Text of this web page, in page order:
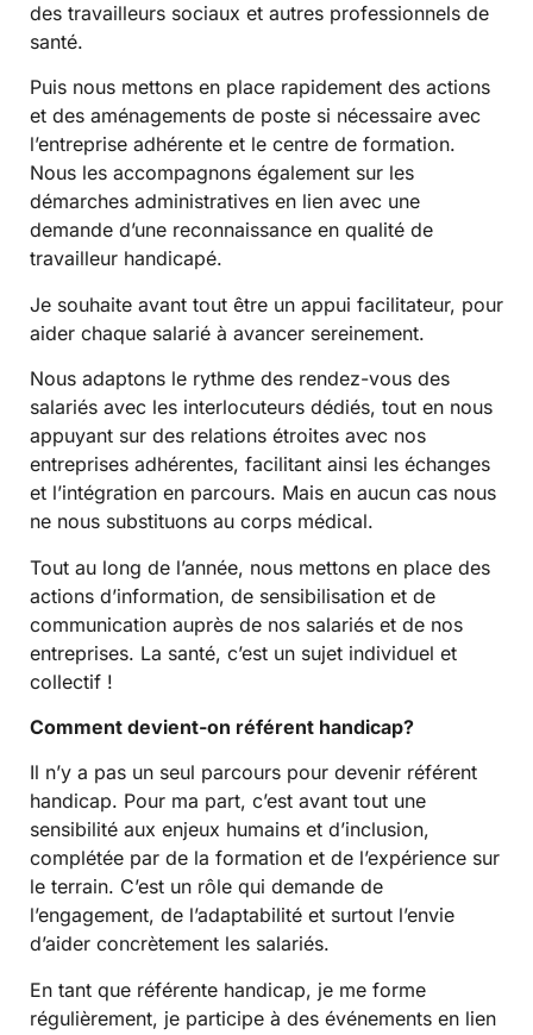
des travailleurs sociaux et autres professionnels de
santé.
Puis nous mettons en place rapidement des actions
et des aménagements de poste si nécessaire avec
l’entreprise adhérente et le centre de formation.
Nous les accompagnons également sur les
démarches administratives en lien avec une
demande d’une reconnaissance en qualité de
travailleur handicapé.
Je souhaite avant tout être un appui facilitateur, pour
aider chaque salarié à avancer sereinement.
Nous adaptons le rythme des rendez-vous des
salariés avec les interlocuteurs dédiés, tout en nous
appuyant sur des relations étroites avec nos
entreprises adhérentes, facilitant ainsi les échanges
et l’intégration en parcours. Mais en aucun cas nous
ne nous substituons au corps médical.
Tout au long de l’année, nous mettons en place des
actions d’information, de sensibilisation et de
communication auprès de nos salariés et de nos
entreprises. La santé, c’est un sujet individuel et
collectif !
Comment devient-on référent handicap?
Il n’y a pas un seul parcours pour devenir référent
handicap. Pour ma part, c’est avant tout une
sensibilité aux enjeux humains et d’inclusion,
complétée par de la formation et de l’expérience sur
le terrain. C’est un rôle qui demande de
l’engagement, de l’adaptabilité et surtout l’envie
d’aider concrètement les salariés.
En tant que référente handicap, je me forme
régulièrement, je participe à des événements en lien